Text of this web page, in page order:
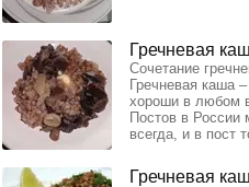
Гречневая
Сочетание
Гречневая каша
хороши в любом
Постов в России
всегда, и в пост
Гречневая